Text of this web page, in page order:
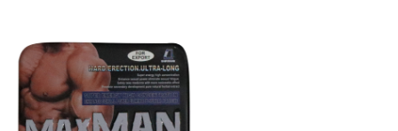
到
$3,200